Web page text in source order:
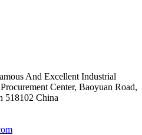
And Excellent Industrial
Center, Baoyuan Road,
518102 China